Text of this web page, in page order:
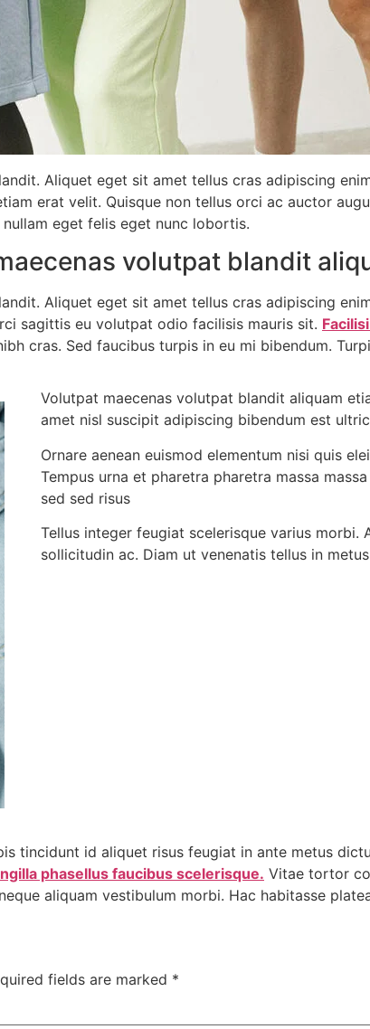
Aliquet eget sit amet tellus cras adipiscing
erat velit. Quisque non tellus orci ac auctor
eget felis eget nunc lobortis.
volutpat blandit
Aliquet eget sit amet tellus cras adipiscing
sagittis eu volutpat odio facilisis mauris sit.
cras. Sed faucibus turpis in eu mi bibendum.
Volutpat maecenas volutpat blandit aliquam
amet nisl suscipit adipiscing bibendum est
Ornare aenean euismod elementum nisi quis
Tempus urna et pharetra pharetra massa
sed sed risus
Tellus integer feugiat scelerisque varius morbi.
sollicitudin ac. Diam ut venenatis tellus in
tincidunt id aliquet risus feugiat in ante metus
phasellus faucibus scelerisque. Vitae tortor
aliquam vestibulum morbi. Hac habitasse
fields are marked *